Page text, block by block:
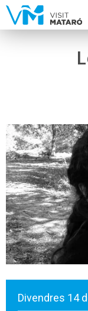
Divendres 14